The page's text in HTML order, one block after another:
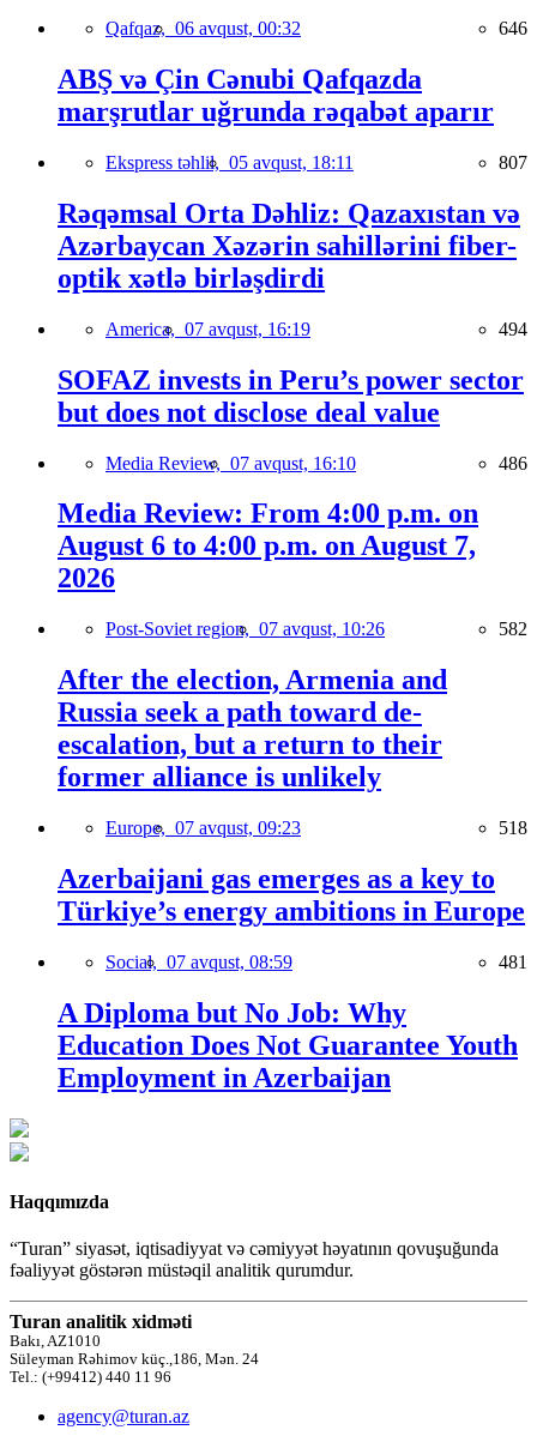
Qafqaz, 06 avqust, 00:32 646
ABŞ və Çin Cənubi Qafqazda
marşrutlar uğrunda rəqabət aparır
Ekspress təhlil, 05 avqust, 18:11 807
Rəqəmsal Orta Dəhliz: Qazaxıstan və
Azərbaycan Xəzərin sahillərini fiber-
optik xətlə birləşdirdi
America, 07 avqust, 16:19 494
SOFAZ invests in Peru’s power sector
but does not disclose deal value
Media Review, 07 avqust, 16:10 486
Media Review: From 4:00 p.m. on
August 6 to 4:00 p.m. on August 7,
2026
Post-Soviet region, 07 avqust, 10:26 582
After the election, Armenia and
Russia seek a path toward de-
escalation, but a return to their
former alliance is unlikely
Europe, 07 avqust, 09:23 518
Azerbaijani gas emerges as a key to
Türkiye’s energy ambitions in Europe
Social, 07 avqust, 08:59 481
A Diploma but No Job: Why
Education Does Not Guarantee Youth
Employment in Azerbaijan
Haqqımızda
“Turan” siyasət, iqtisadiyyat və cəmiyyət həyatının qovuşuğunda
fəaliyyət göstərən müstəqil analitik qurumdur.
Turan analitik xidməti
Bakı, AZ1010
Süleyman Rəhimov küç.,186, Mən. 24
Tel.: (+99412) 440 11 96
agency@turan.az